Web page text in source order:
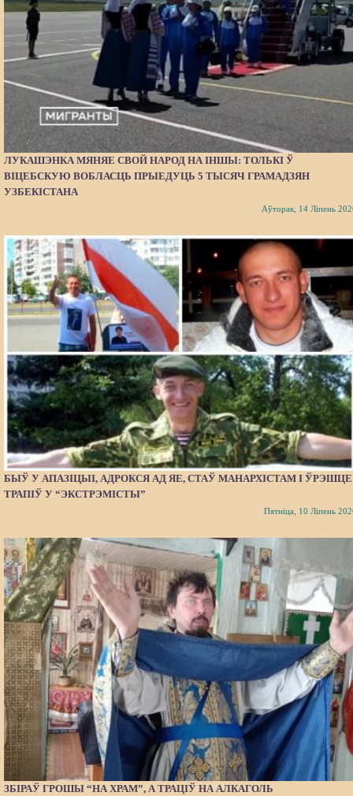
ЛУКАШЭНКА МЯНЯЕ СВОЙ НАРОД НА ІНШЫ: ТОЛЬКІ Ў
ВІЦЕБСКУЮ ВОБЛАСЦЬ ПРЫЕДУЦЬ 5 ТЫСЯЧ ГРАМАДЗЯН
УЗБЕКІСТАНА
Аўторак, 14 Ліпень
БЫЎ У АПАЗІЦЫІ, АДРОКСЯ АД ЯЕ, СТАЎ МАНАРХІСТАМ І ЎРЭШЦЕ
ТРАПІЎ У “ЭКСТРЭМІСТЫ”
Пятніца, 10 Ліпень
ЗБІРАЎ ГРОШЫ “НА ХРАМ”, А ТРАЦІЎ НА АЛКАГОЛЬ